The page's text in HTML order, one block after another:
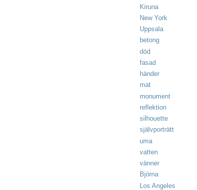
Kiruna
New York
Uppsala
betong
död
fasad
händer
mat
monument
reflektion
silhouette
självporträtt
uma
vatten
vänner
Björna
Los Angeles